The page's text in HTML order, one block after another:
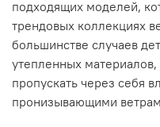
подходящих моделей,
трендовых коллекциях
большинстве случаев
утепленных
пропускать через себя
пронизывающими